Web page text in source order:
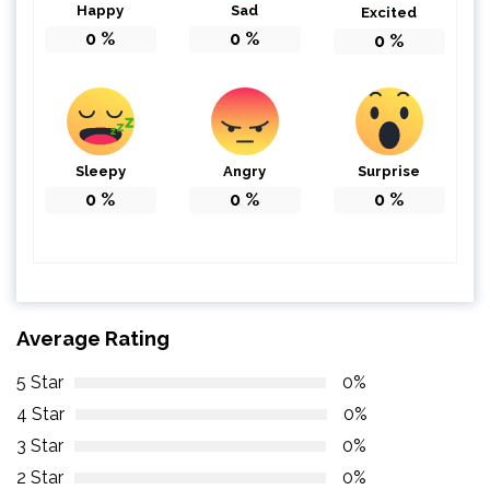
Happy
0 %
Sad
0 %
Excited
0 %
Sleepy
0 %
Angry
0 %
Surprise
0 %
Average Rating
5 Star
0%
4 Star
0%
3 Star
0%
2 Star
0%